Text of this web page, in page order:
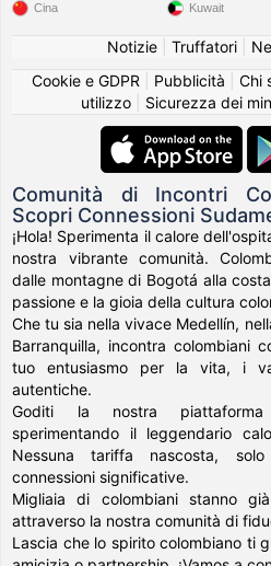
Cina Kuwait
Notizie| Truffatori|
Cookie e GDPR
Pubblicità Chi
utilizzo| Sicurezza dei
Comunità di Incontri
Scopri Connessioni
¡Hola! Sperimenta il calore
nostra vibrante comunità.
dalle montagne di Bogotá alla
passione e la gioia della cultura
Che tu sia nella vivace Medellín,
Barranquilla, incontra colombiani
tuo entusiasmo per la vita, i
autentiche.
Goditi la nostra piattaforma
sperimentando il leggendario
Nessuna tariffa nascosta,
connessioni significative.
Migliaia di colombiani stanno
attraverso la nostra comunità di
Lascia che lo spirito colombiano ti